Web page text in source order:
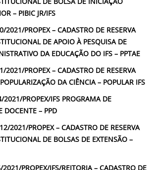
– PIBIC JR/IFS
2021/PROPEX – CADASTRO DE RESERVA
DE APOIO À PESQUISA DE
DA EDUCAÇÃO DO IFS – PPTAE
2021/PROPEX – CADASTRO DE RESERVA
DA CIÊNCIA – POPULAR IFS
2021/PROPEX/IFS PROGRAMA DE
DOCENTE – PPD
2021/PROPEX – CADASTRO DE RESERVA
DE BOLSAS DE EXTENSÃO –
PROPEX/IFS/REITORIA – CADASTRO DE